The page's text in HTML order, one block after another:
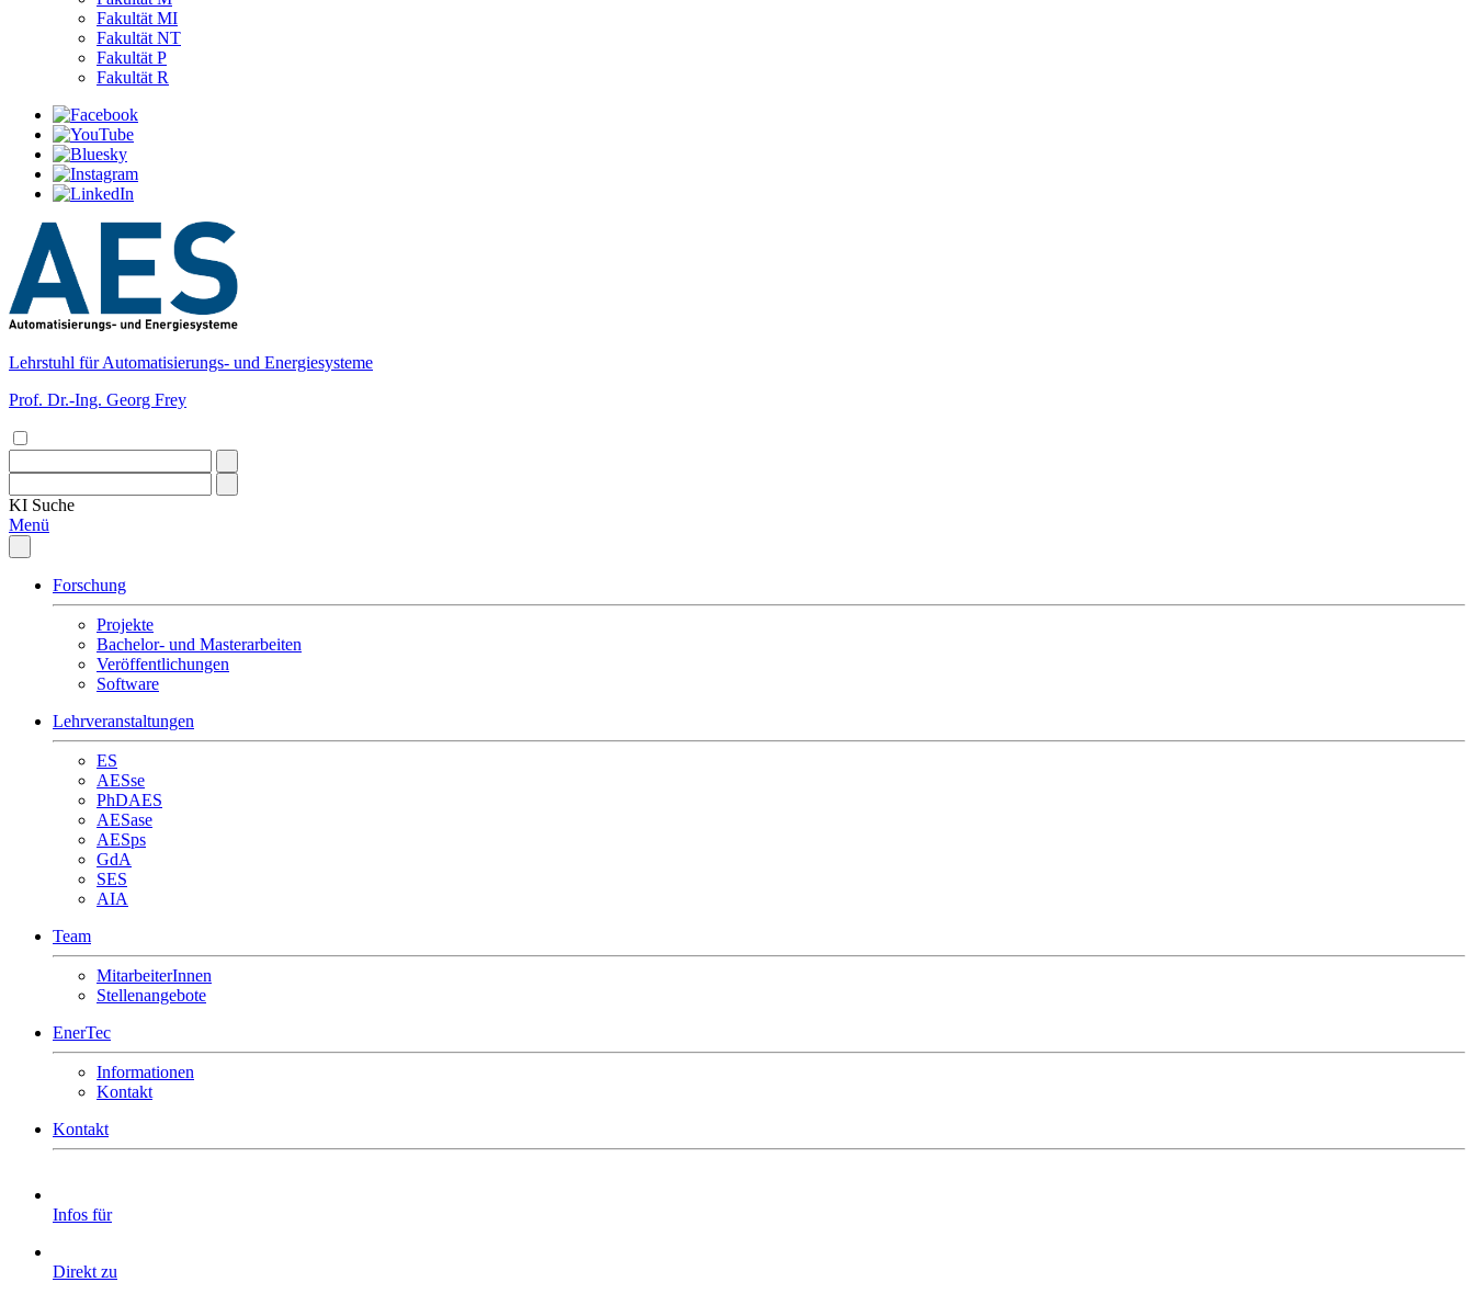
Fakultät MI
Fakultät NT
Fakultät P
Fakultät R
Lehrstuhl für Automatisierungs- und Energiesysteme
Prof. Dr.-Ing. Georg Frey
KI Suche
Menü
Forschung
Projekte
Bachelor- und Masterarbeiten
Veröffentlichungen
Software
Lehrveranstaltungen
ES
AESse
PhDAES
AESase
AESps
GdA
SES
AIA
Team
MitarbeiterInnen
Stellenangebote
EnerTec
Informationen
Kontakt
Kontakt
Infos für
Direkt zu